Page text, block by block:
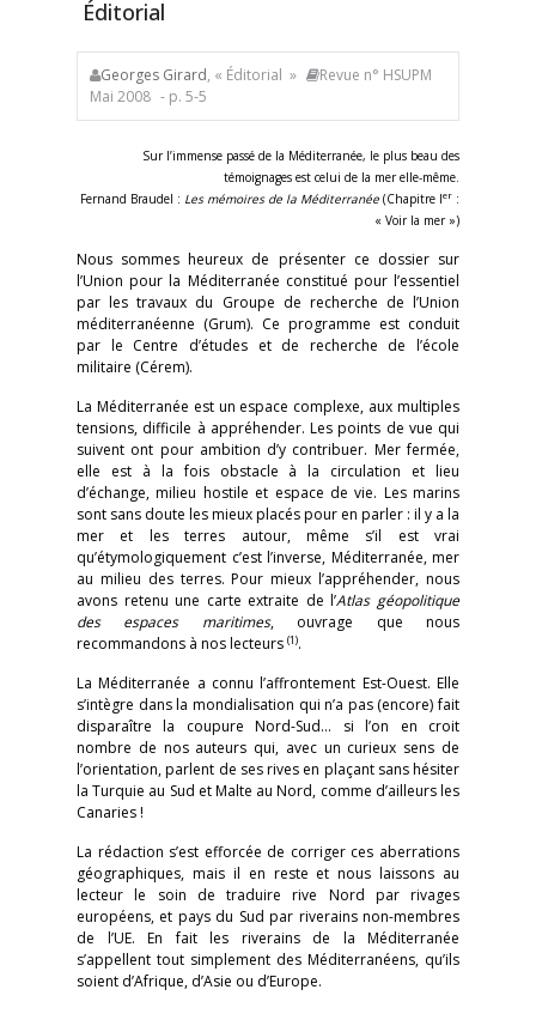
Éditorial
Georges Girard, « Éditorial »
Revue n° HSUPM
Mai 2008 - p. 5-5
Sur l’immense passé de la Méditerranée, le plus beau des
témoignages est celui de la mer elle-même.
Fernand Braudel : Les mémoires de la Méditerranée (Chapitre Ier :
« Voir la mer »)
Nous sommes heureux de présenter ce dossier sur
l’Union pour la Méditerranée constitué pour l’essentiel
par les travaux du Groupe de recherche de l’Union
méditerranéenne (Grum). Ce programme est conduit
par le Centre d’études et de recherche de l’école
militaire (Cérem).
La Méditerranée est un espace complexe, aux multiples
tensions, difficile à appréhender. Les points de vue qui
suivent ont pour ambition d’y contribuer. Mer fermée,
elle est à la fois obstacle à la circulation et lieu
d’échange, milieu hostile et espace de vie. Les marins
sont sans doute les mieux placés pour en parler : il y a la
mer et les terres autour, même s’il est vrai
qu’étymologiquement c’est l’inverse, Méditerranée, mer
au milieu des terres. Pour mieux l’appréhender, nous
avons retenu une carte extraite de l’Atlas géopolitique
des espaces maritimes, ouvrage que nous
recommandons à nos lecteurs (1).
La Méditerranée a connu l’affrontement Est-Ouest. Elle
s’intègre dans la mondialisation qui n’a pas (encore) fait
disparaître la coupure Nord-Sud… si l’on en croit
nombre de nos auteurs qui, avec un curieux sens de
l’orientation, parlent de ses rives en plaçant sans hésiter
la Turquie au Sud et Malte au Nord, comme d’ailleurs les
Canaries !
La rédaction s’est efforcée de corriger ces aberrations
géographiques, mais il en reste et nous laissons au
lecteur le soin de traduire rive Nord par rivages
européens, et pays du Sud par riverains non-membres
de l’UE. En fait les riverains de la Méditerranée
s’appellent tout simplement des Méditerranéens, qu’ils
soient d’Afrique, d’Asie ou d’Europe.